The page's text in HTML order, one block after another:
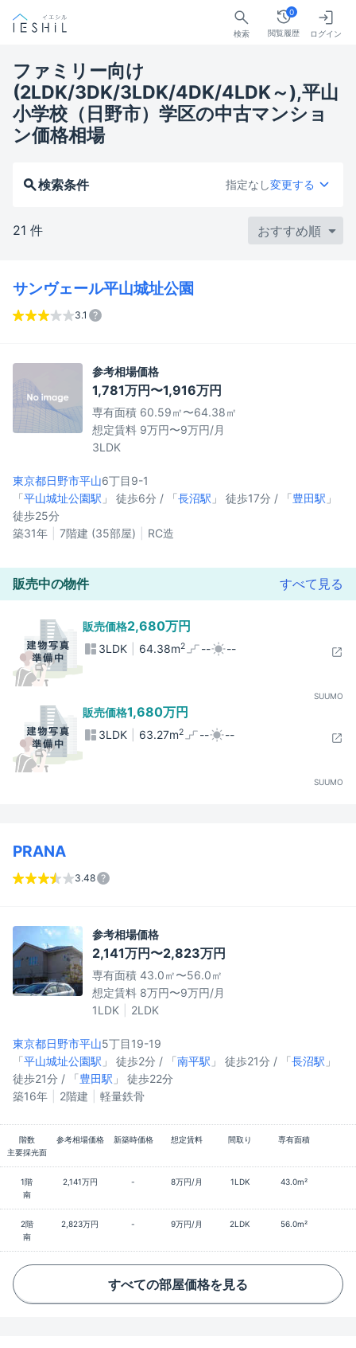
検索 閲覧履歴
0
ログイン
ファミリー向け
(2LDK/3DK/3LDK/4DK/4LDK～),平山
小学校（日野市）学区の中古マンショ
ン価格相場
検索条件 指定なし変更する
21 件
サンヴェール平山城址公園
3.1
参考相場価格
1,781万円〜1,916万円
専有面積 60.59㎡〜64.38㎡
想定賃料 9万円〜9万円/月
3LDK
東京都日野市平山6丁目9-1
「平山城址公園駅 」 徒歩6分 / 「長沼駅 」 徒歩17分 / 「豊田駅 」
徒歩25分
築31年
7階建 (35部屋) RC造
販売中の物件 すべて見る
販売価格2,680万円
3LDK 64.38m2 -- --
SUUMO
販売価格1,680万円
3LDK 63.27m2 -- --
SUUMO
PRANA
3.48
参考相場価格
2,141万円〜2,823万円
専有面積 43.0㎡〜56.0㎡
想定賃料 8万円〜9万円/月
1LDK
2LDK
東京都日野市平山5丁目19-19
「平山城址公園駅 」 徒歩2分 / 「南平駅 」 徒歩21分 / 「長沼駅 」
徒歩21分 / 「豊田駅 」 徒歩22分
築16年
2階建 軽量鉄骨
階数 参考相場価格 新築時価格 想定賃料 間取り
専有面積
主要採光面
1階 2,141万円 - 8万円/月 1LDK
43.0m²
南
2階 2,823万円 - 9万円/月 2LDK
56.0m²
南
すべての部屋価格を見る